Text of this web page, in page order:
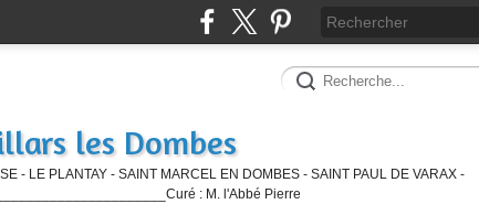
les Dombes
- LE PLANTAY - SAINT MARCEL EN DOMBES - SAINT PAUL DE VARAX -
: M. l'Abbé Pierre